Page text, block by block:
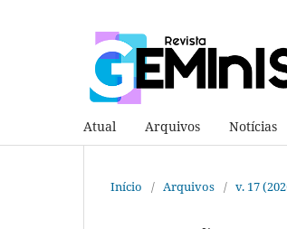
Atual Arquivos Notícias
Início / Arquivos / v. 17